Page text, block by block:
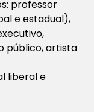
professor
e estadual),
público, artista
liberal e